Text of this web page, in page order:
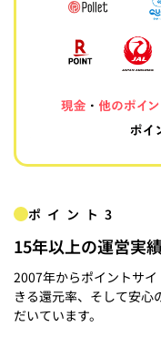
ポイント3
15年以上の運営実
2007年からポイントサ
きる還元率、そして安心
だいています。